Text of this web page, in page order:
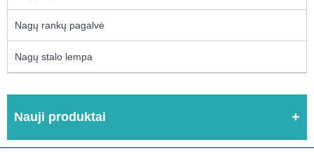
Nagų rankų pagalvė
Nagų stalo lempa
Nauji produktai